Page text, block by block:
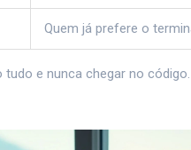
Quem já prefere o
e nunca chegar no